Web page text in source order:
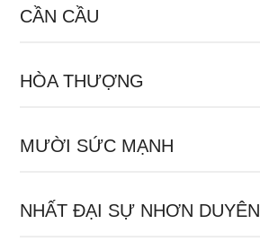
CẦN CẦU
HÒA THƯỢNG
MƯỜI SỨC MẠNH
NHẤT ĐẠI SỰ NHƠN DUYÊN